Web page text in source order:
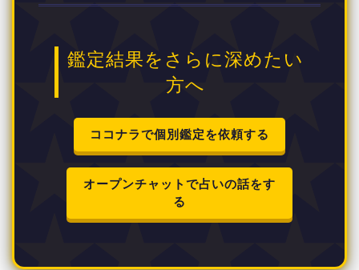
鑑定結果をさらに深めたい
方へ
ココナラで個別鑑定を依頼する
オープンチャットで占いの話をす
る